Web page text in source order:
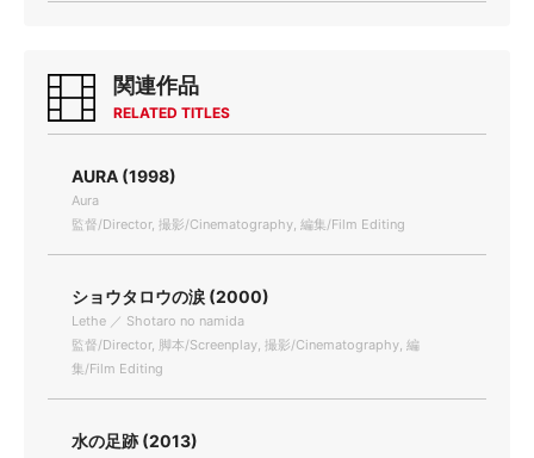
関連作品
RELATED TITLES
AURA (1998)
Aura
監督/Director, 撮影/Cinematography, 編集/Film Editing
ショウタロウの涙 (2000)
Lethe ／ Shotaro no namida
監督/Director, 脚本/Screenplay, 撮影/Cinematography, 編
集/Film Editing
水の足跡 (2013)